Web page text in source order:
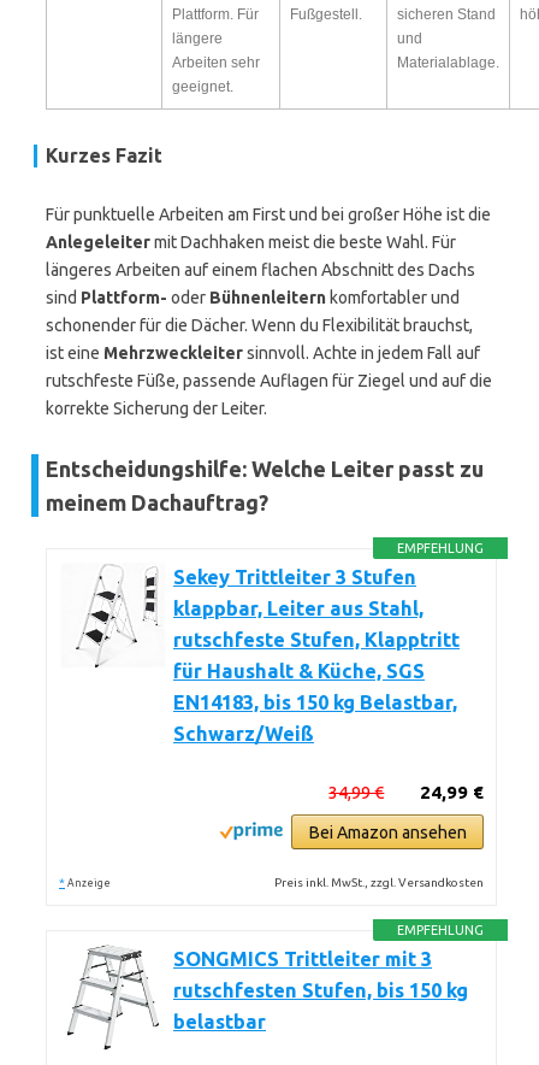
Plattform. Für
längere
Arbeiten sehr
geeignet.
Fußgestell.
sicheren Stand
und
Materialablage.
Kurzes Fazit
Für punktuelle Arbeiten am First und bei großer Höhe ist die
Anlegeleitermit Dachhaken meist die beste Wahl. Für
längeres Arbeiten auf einem flachen Abschnitt des Dachs
sind Plattform- oder Bühnenleitern komfortabler und
schonender für die Dächer. Wenn du Flexibilität brauchst,
ist eine Mehrzweckleitersinnvoll. Achte in jedem Fall auf
rutschfeste Füße, passende Auflagen für Ziegel und auf die
korrekte Sicherung der Leiter.
Entscheidungshilfe: Welche Leiter passt zu
meinem Dachauftrag?
EMPFEHLUNG
Sekey Trittleiter 3 Stufen
klappbar, Leiter aus Stahl,
rutschfeste Stufen, Klapptritt
für Haushalt & Küche, SGS
EN14183, bis 150 kg Belastbar,
Schwarz/Weiß
24,99 €
34,99 €
Bei Amazon ansehen
* Anzeige Preis inkl. MwSt., zzgl. Versandkosten
EMPFEHLUNG
SONGMICS Trittleiter mit 3
rutschfesten Stufen, bis 150 kg
belastbar